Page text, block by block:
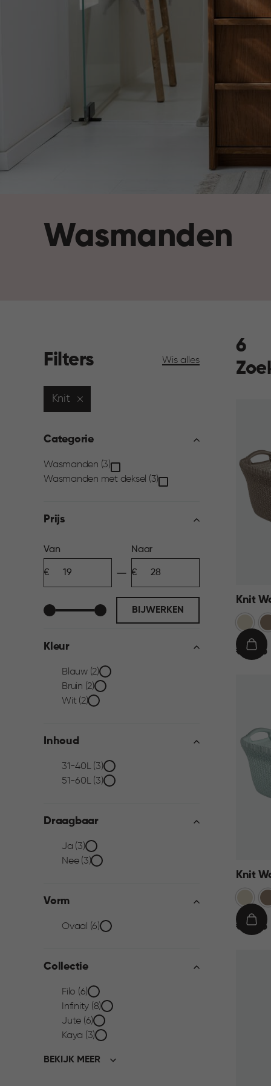
Wasmanden
Filters Wis alles
Knit
Categorie
Categorie
Wasmanden (3)
Wasmanden met deksel (3)
Prijs
Prijs
filter
Van
Naar
BIJWERKEN
Kleur
Kleur
filter
Blauw (2)
Bruin (2)
Wit (2)
Inhoud
Inhoud
31-40L (3)
51-60L (3)
Draagbaar
Draagbaar
Ja (3)
Nee (3)
Vorm
Vorm
filter
Ovaal (6)
Collectie
Collectie
filter
Filo (6)
Infinity (8)
Jute (6)
Kaya (3)
BEKIJK MEER
6
Knit
Oase
wit
€€ 19,95
IN
Knit
Oase
wit
€€ 19,95
IN